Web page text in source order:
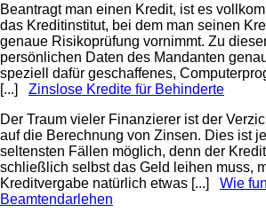
Beantragt man einen Kredit, ist es
das Kreditinstitut, bei dem man seinen
genaue Risikoprüfung vornimmt. Zu
persönlichen Daten des Mandanten
speziell dafür geschaffenes,
[...] Zinslose Kredite für Behinderte
Der Traum vieler Finanzierer ist der
auf die Berechnung von Zinsen. Dies ist
seltensten Fällen möglich, denn der
schließlich selbst das Geld leihen muss,
Kreditvergabe natürlich etwas [...] Wie
Beamtendarlehen